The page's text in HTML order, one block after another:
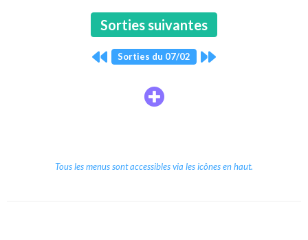
Sorties suivantes
Sorties du 07/02
Tous les menus sont accessibles via les icônes en haut.